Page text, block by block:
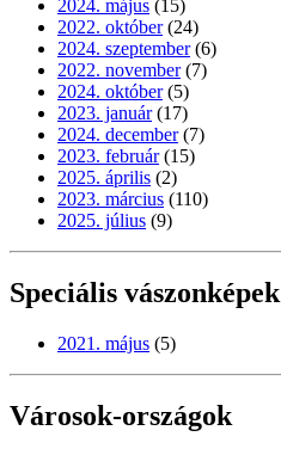
2024. május (15)
2022. október (24)
2024. szeptember (6)
2022. november (7)
2024. október (5)
2023. január (17)
2024. december (7)
2023. február (15)
2025. április (2)
2023. március (110)
2025. július (9)
Speciális vászonképek
2021. május (5)
Városok-országok